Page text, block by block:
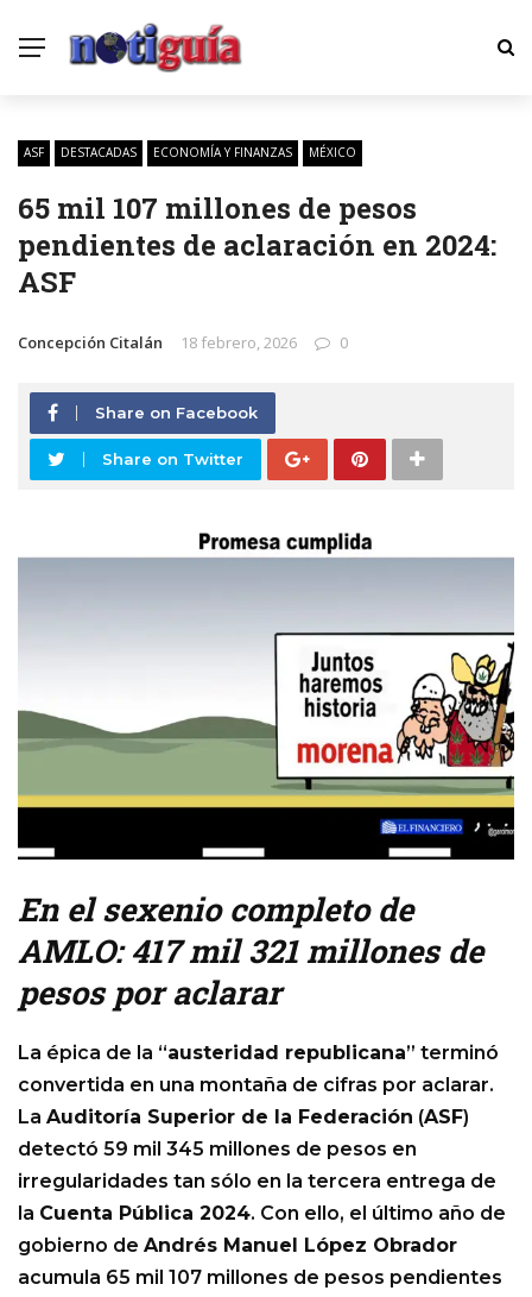
ASF DESTACADAS ECONOMÍA Y FINANZAS MÉXICO
65 mil 107 millones de pesos
pendientes de aclaración en 2024:
ASF
Concepción Citalán 18 febrero, 2026 0
Share on Facebook
Share on Twitter
En el sexenio completo de
AMLO: 417 mil 321 millones de
pesos por aclarar
La épica de la “austeridad republicana” terminó
convertida en una montaña de cifras por aclarar.
La Auditoría Superior de la Federación (ASF)
detectó 59 mil 345 millones de pesos en
irregularidades tan sólo en la tercera entrega de
la Cuenta Pública 2024. Con ello, el último año de
gobierno de Andrés Manuel López Obrador
acumula 65 mil 107 millones de pesos pendientes